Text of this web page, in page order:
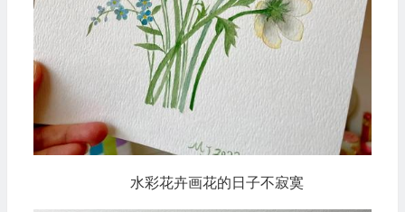
水彩花卉画花的日子不寂寞